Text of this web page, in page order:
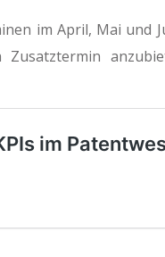
im April, Mai und